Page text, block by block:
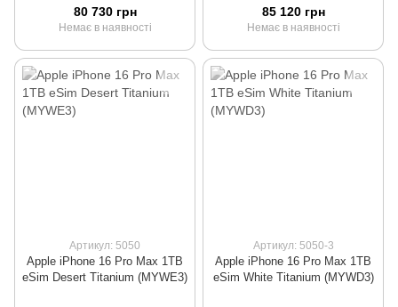
80 730 грн
Немає в наявності
85 120 грн
Немає в наявності
Артикул: 5050
Apple iPhone 16 Pro Max 1TB
eSim Desert Titanium (MYWE3)
Артикул: 5050-3
Apple iPhone 16 Pro Max 1TB
eSim White Titanium (MYWD3)